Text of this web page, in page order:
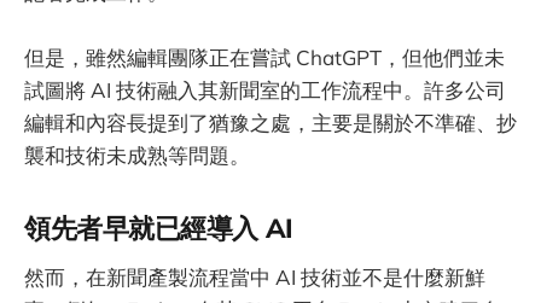
但是，雖然編輯團隊正在嘗試 ChatGPT，但他們並未
試圖將 AI 技術融入其新聞室的工作流程中。許多公司
編輯和內容長提到了猶豫之處，主要是關於不準確、抄
襲和技術未成熟等問題。
領先者早就已經導入 AI
然而，在新聞產製流程當中 AI 技術並不是什麼新鮮